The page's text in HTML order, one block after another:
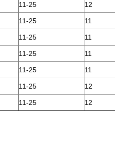
11-25 12
11-25 11
11-25 11
11-25 11
11-25 11
11-25 12
11-25 12